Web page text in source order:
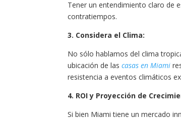
Tener un entendimiento claro de
contratiempos.
3. Considera el Clima:
No sólo hablamos del clima
ubicación de lascasas en Miami
resistencia a eventos climáticos
4. ROI y Proyección de
Si bien Miami tiene un mercado